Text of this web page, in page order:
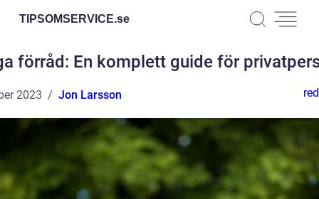
TIPSOMSERVICE.se
förråd: En komplett guide för
2023 Jon Larsson